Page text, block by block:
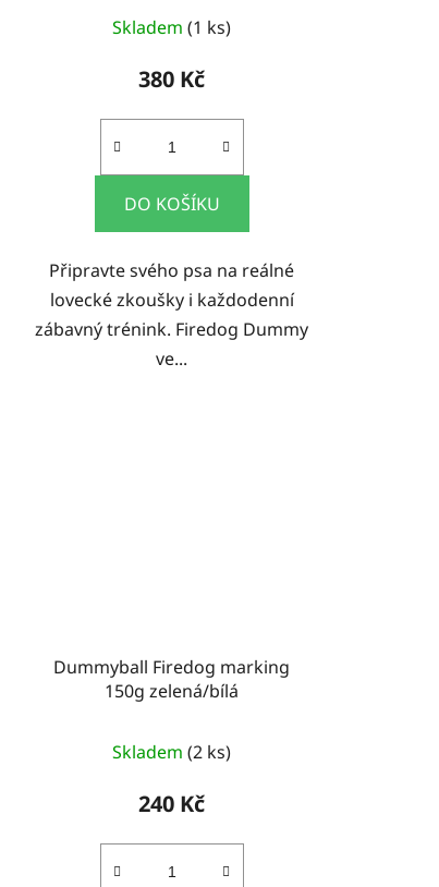
Skladem(1 ks)
380 Kč
DO KOŠÍKU
Připravte svého psa na reálné
lovecké zkoušky i každodenní
zábavný trénink. Firedog Dummy
ve...
Dummyball Firedog marking
150g zelená/bílá
Skladem(2 ks)
240 Kč